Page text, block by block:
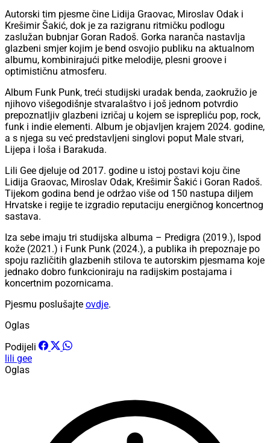
Autorski tim pjesme čine Lidija Graovac, Miroslav Odak i
Krešimir Šakić, dok je za razigranu ritmičku podlogu
zaslužan bubnjar Goran Radoš. Gorka naranča nastavlja
glazbeni smjer kojim je bend osvojio publiku na aktualnom
albumu, kombinirajući pitke melodije, plesni groove i
optimističnu atmosferu.
Album Funk Punk, treći studijski uradak benda, zaokružio je
njihovo višegodišnje stvaralaštvo i još jednom potvrdio
prepoznatljiv glazbeni izričaj u kojem se isprepliću pop, rock,
funk i indie elementi. Album je objavljen krajem 2024. godine,
a s njega su već predstavljeni singlovi poput Male stvari,
Lijepa i loša i Barakuda.
Lili Gee djeluje od 2017. godine u istoj postavi koju čine
Lidija Graovac, Miroslav Odak, Krešimir Šakić i Goran Radoš.
Tijekom godina bend je održao više od 150 nastupa diljem
Hrvatske i regije te izgradio reputaciju energičnog koncertnog
sastava.
Iza sebe imaju tri studijska albuma – Predigra (2019.), Ispod
kože (2021.) i Funk Punk (2024.), a publika ih prepoznaje po
spoju različitih glazbenih stilova te autorskim pjesmama koje
jednako dobro funkcioniraju na radijskim postajama i
koncertnim pozornicama.
Pjesmu poslušajte ovdje.
Oglas
Podijeli
lili gee
Oglas